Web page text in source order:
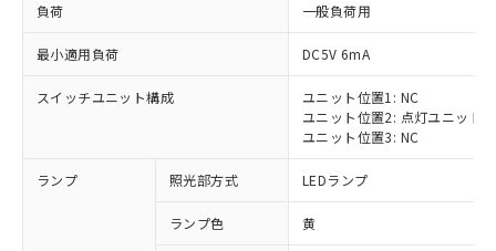
負荷 一般負荷用
最小適用負荷 DC5V 6mA
スイッチユニット構成
ユニット位置1: NC
ユニット位置2: 点灯ユニット
ユニット位置3: NC
ランプ 照光部方式 LEDランプ
ランプ色 黄